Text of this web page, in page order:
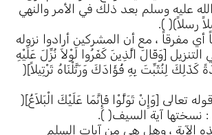
عليه وسلم بعد ذلك في الأمر والنهي
رسلاً)( ).
مفرقاً ، مع أن المشركين أرادوا نزوله
[وَقَالَ الَّذِينَ كَفَرُوا لَوْلاَ نُزِّلَ عَلَيْهِ
كَذَلِكَ لِنُثَبِّتَ بِهِ فُؤَادَكَ وَرَتَّلْنَاهُ تَرْتِيلاً](
تعالى [وَإِنْ تَوَلَّوْا فَإِنَّمَا عَلَيْكَ الْبَلاَغُ](
: نسختها آية السيف( ).
الآية ، وهل هي من آيات السلم